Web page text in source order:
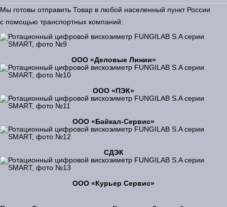
Мы готовы отправить Товар в любой населенный пункт России
с помощью транспортных компаний:
ООО «Деловые Линии»
ООО «ПЭК»
ООО «Байкал-Сервис»
СДЭК
ООО «Курьер Сервис»